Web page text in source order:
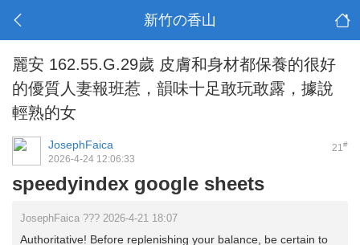
新竹の香山
麗安 162.55.G.29歲 皮膚和身材都保養的很好
的優質人妻報班惹，韻味十足敢玩敢露，據說
輕熟的女
21#
JosephFaica
2026-4-24 12:06:33
speedyindex google sheets
JosephFaica ??? 2026-4-21 18:07
Authoritative! Before replenishing your balance, be certain to